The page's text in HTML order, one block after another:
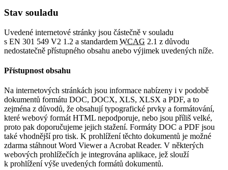
Stav souladu
Uvedené internetové stránky jsou částečně v souladu
s EN 301 549 V2 1.2 a standardem WCAG 2.1 z důvodu
nedostatečně přístupného obsahu anebo výjimek uvedených níže.
Přístupnost obsahu
Na internetových stránkách jsou informace nabízeny i v podobě
dokumentů formátu DOC, DOCX, XLS, XLSX a PDF, a to
zejména z důvodů, že obsahují typografické prvky a formátování,
které webový formát HTML nepodporuje, nebo jsou příliš velké,
proto pak doporučujeme jejich stažení. Formáty DOC a PDF jsou
také vhodnější pro tisk. K prohlížení těchto dokumentů je možné
zdarma stáhnout Word Viewer a Acrobat Reader. V některých
webových prohlížečích je integrována aplikace, jež slouží
k prohlížení výše uvedených formátů dokumentů.